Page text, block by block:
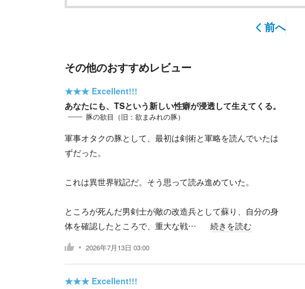
前へ
その他のおすすめレビュー
★★★ Excellent!!!
あなたにも、TSという新しい性癖が浸透して生えてくる。
豚の欲目（旧：欲まみれの豚）
軍事オタクの豚として、最初は剣術と軍略を読んでいたは
ずだった。
これは異世界戦記だ。そう思って読み進めていた。
ところが死んだ男剣士が敵の改造兵として蘇り、自分の身
体を確認したところで、重大な戦…
続きを読む
2026年7月13日 03:00
★★★ Excellent!!!